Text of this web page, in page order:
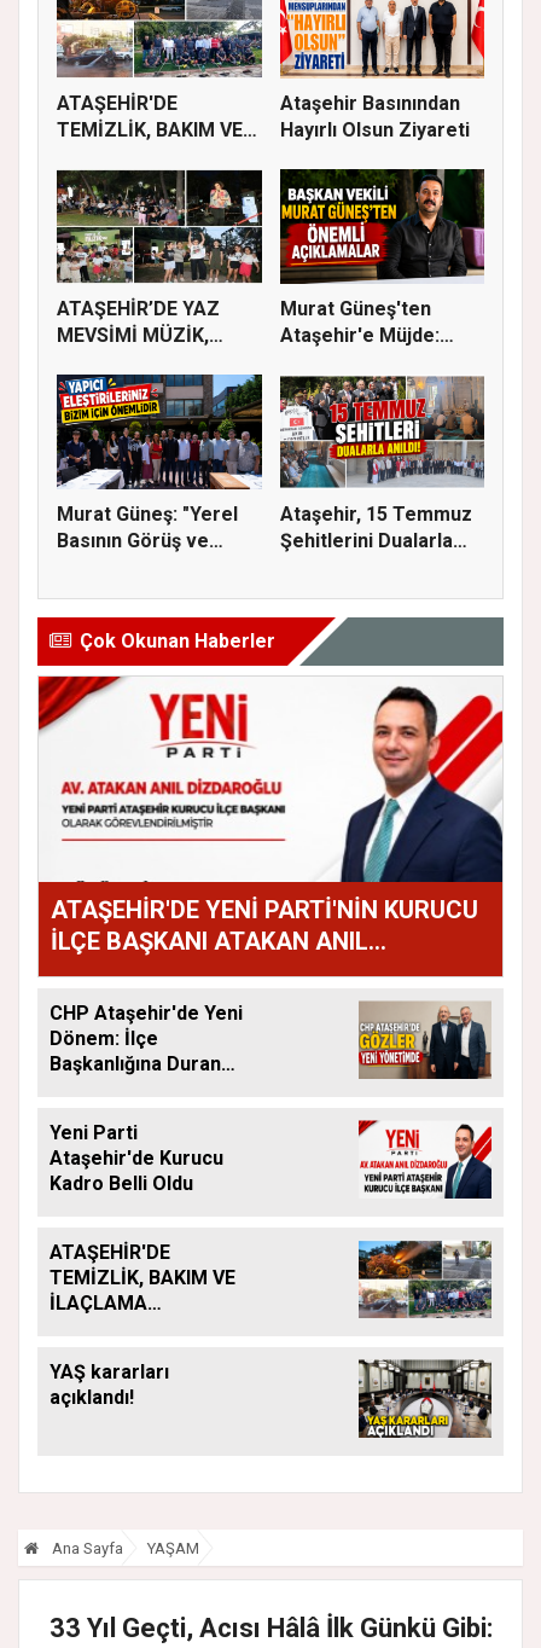
ATAŞEHİR'DE
TEMİZLİK, BAKIM VE
Ataşehir Basınından
Hayırlı Olsun Ziyareti
ATAŞEHİR’DE YAZ
MEVSİMİ MÜZİK,
Murat Güneş'ten
Ataşehir'e Müjde:
Murat Güneş: "Yerel
Basının Görüş ve
Ataşehir, 15 Temmuz
Şehitlerini Dualarla
Çok Okunan Haberler
ATAŞEHİR'DE YENİ PARTİ'NİN KURUCU
İLÇE BAŞKANI ATAKAN ANIL
DİZDAROĞLU OLDU
CHP Ataşehir'de Yeni
Dönem: İlçe
Başkanlığına Duran
Yeni Parti
Ataşehir'de Kurucu
Kadro Belli Oldu
ATAŞEHİR'DE
TEMİZLİK, BAKIM VE
İLAÇLAMA
YAŞ kararları
açıklandı!
Ana Sayfa YAŞAM
33 Yıl Geçti, Acısı Hâlâ İlk Günkü Gibi: